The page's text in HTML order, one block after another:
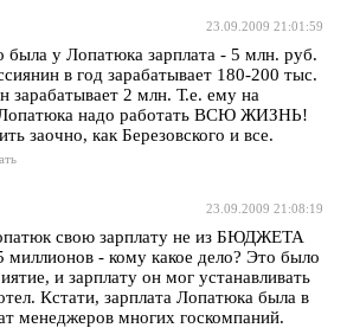
23.09.2009 21:01:59
была у Лопатюка зарплата - 5 млн. руб.
в год зарабатывает 180-200 тыс.
зарабатывает 2 млн. Т.е. ему на
Лопатюка надо работать ВСЮ ЖИЗНЬ!
заочно, как Березовского и все.
23.09.2009 21:08:19
свою зарплату не из БЮДЖЕТА
миллионов - кому какое дело? Это было
и зарплату он мог устанавливать
Кстати, зарплата Лопатюка была в
менеджеров многих госкомпаний.